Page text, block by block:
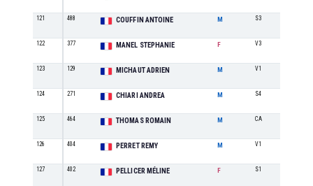
121 488 COUFFIN ANTOINE M S3
122 377 MANEL STEPHANIE F V3
123 129 MICHAUT ADRIEN M V1
124 271 CHIARI ANDREA M S4
125 464 THOMAS ROMAIN M CA
126 404 PERRET REMY M V1
127 402 PELLICER MÉLINE F S1